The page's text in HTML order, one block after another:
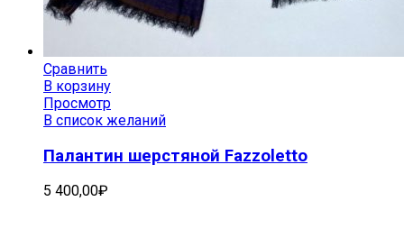
Сравнить
В корзину
Просмотр
В список желаний
Палантин шерстяной Fazzoletto
5 400,00₽